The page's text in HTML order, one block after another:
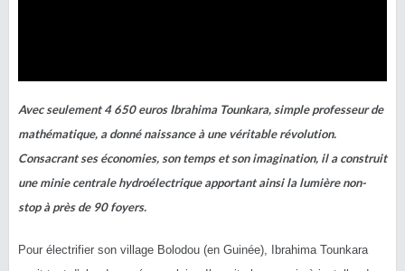
Avec seulement 4 650 euros Ibrahima Tounkara, simple professeur de
mathématique, a donné naissance à une véritable révolution.
Consacrant ses économies, son temps et son imagination, il a construit
une minie centrale hydroélectrique apportant ainsi la lumière non-
stop à près de 90 foyers.
Pour électrifier son village Bolodou (en Guinée), Ibrahima Tounkara